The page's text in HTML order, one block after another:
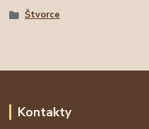
Štvorce
Kontakty